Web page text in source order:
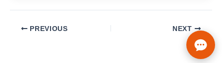
PREVIOUS NEXT